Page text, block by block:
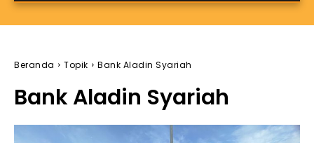
Beranda Topik Bank Aladin Syariah
Bank Aladin Syariah